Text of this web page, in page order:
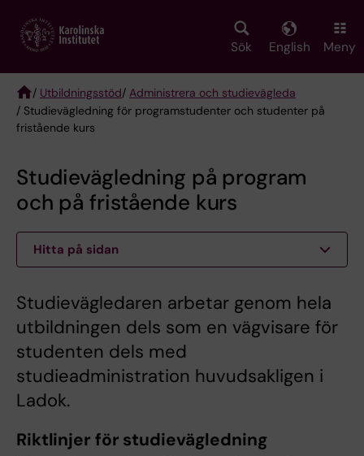
main
Sök English Meny
Breadcrumb
/ Utbildningsstöd/ Administrera och studievägleda
/ Studievägledning för programstudenter och studenter på
fristående kurs
Studievägledning på program
och på fristående kurs
Hitta på sidan
Studievägledaren arbetar genom hela
utbildningen dels som en vägvisare för
studenten dels med
studieadministration huvudsakligen i
Ladok.
Riktlinjer för studievägledning